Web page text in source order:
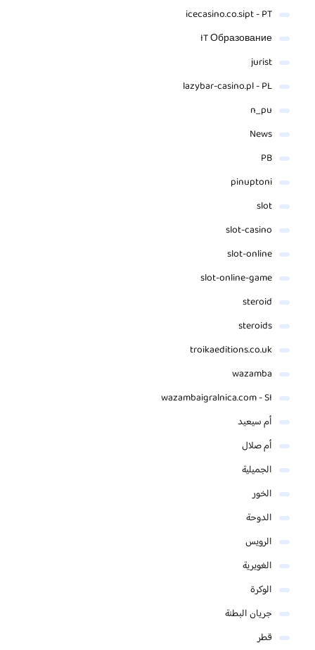
icecasino.co.sipt - PT
IT Образование
jurist
lazybar-casino.pl - PL
n_pu
News
PB
pinuptoni
slot
slot-casino
slot-online
slot-online-game
steroid
steroids
troikaeditions.co.uk
wazamba
wazambaigralnica.com - SI
أم سيعيد
أم صلال
الجميلية
الخور
الدوحة
الرويس
الغويرية
الوكرة
جريان البطنة
قطر